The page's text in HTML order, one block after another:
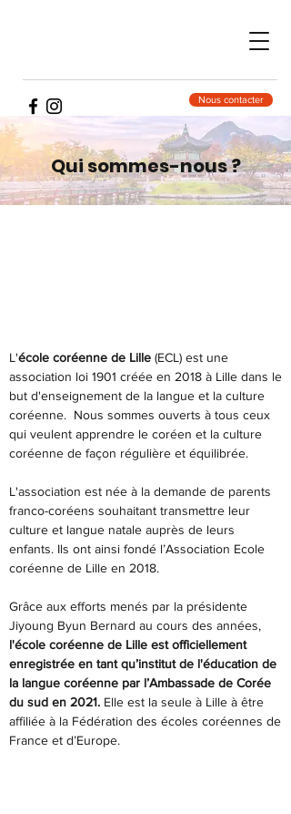
Nous contacter
Qui sommes-nous ?
L'école coréenne de Lille (ECL) est une
association loi 1901 créée en 2018 à Lille dans le
but d'enseignement de la langue et la culture
coréenne. Nous sommes ouverts à tous ceux
qui veulent apprendre le coréen et la culture
coréenne de façon régulière et équilibrée.
L'association est née à la demande de parents
franco-coréens souhaitant transmettre leur
culture et langue natale auprès de leurs
enfants. Ils ont ainsi fondé l’Association Ecole
coréenne de Lille en 2018.
Grâce aux efforts menés par la présidente
Jiyoung Byun Bernard au cours des années,
l'école coréenne de Lille est officiellement
enregistrée en tant qu’institut de l'éducation de
la langue coréenne par l’Ambassade de Corée
du sud en 2021. Elle est la seule à Lille à être
affiliée à la Fédération des écoles coréennes de
France et d’Europe.